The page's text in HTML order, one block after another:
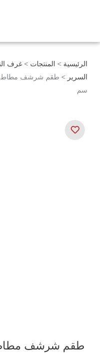
الرئيسية > المنتجات > غرف
السرير
سم
طقم شرشف مطاط